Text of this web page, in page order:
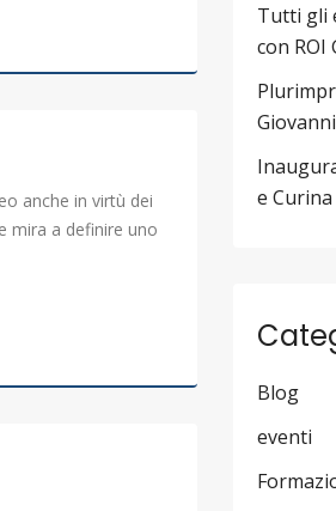
anche in virtù dei
mira a definire uno
Tutti gli
con ROI
e Curina
Blog
eventi